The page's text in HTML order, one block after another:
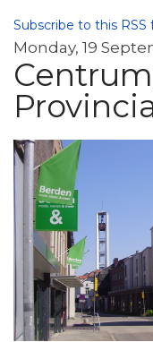
Subscribe to this RSS
Monday, 19